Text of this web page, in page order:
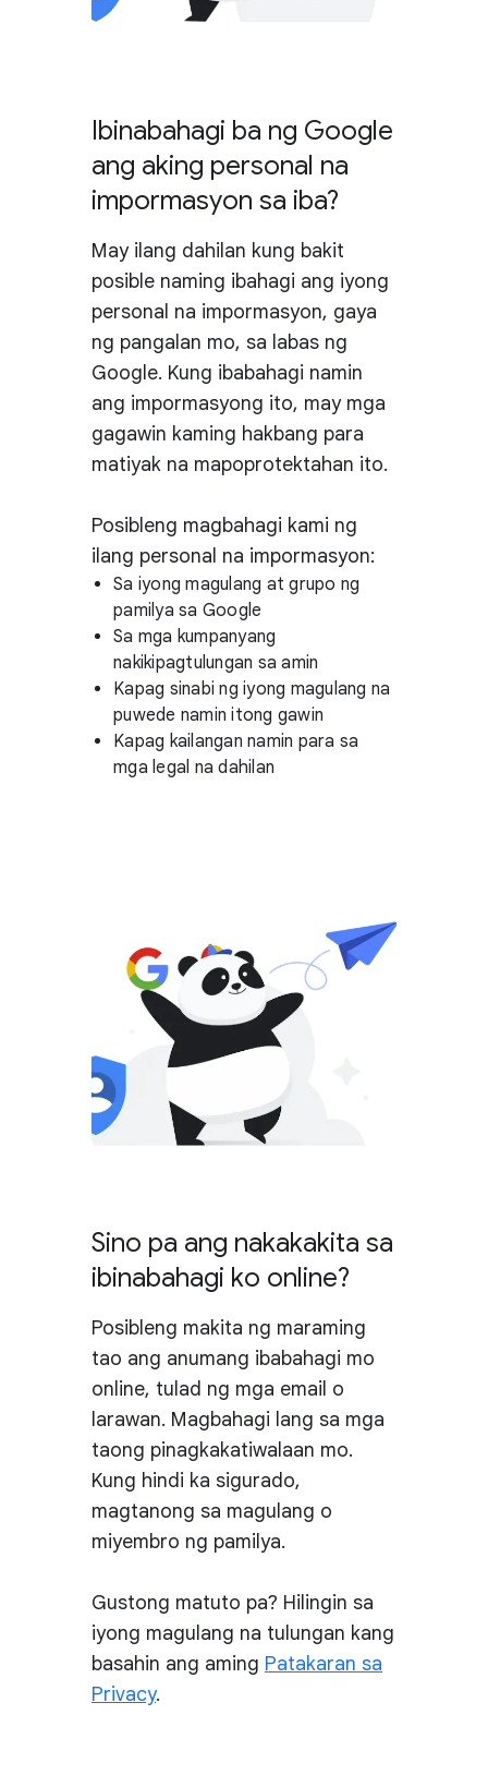
Ibinabahagi ba ng Google
ang aking personal na
impormasyon sa iba?
May ilang dahilan kung bakit
posible naming ibahagi ang iyong
personal na impormasyon, gaya
ng pangalan mo, sa labas ng
Google. Kung ibabahagi namin
ang impormasyong ito, may mga
gagawin kaming hakbang para
matiyak na mapoprotektahan ito.
Posibleng magbahagi kami ng
ilang personal na impormasyon:
Sa iyong magulang at grupo ng
pamilya sa Google
Sa mga kumpanyang
nakikipagtulungan sa amin
Kapag sinabi ng iyong magulang na
puwede namin itong gawin
Kapag kailangan namin para sa
mga legal na dahilan
Sino pa ang nakakakita sa
ibinabahagi ko online?
Posibleng makita ng maraming
tao ang anumang ibabahagi mo
online, tulad ng mga email o
larawan. Magbahagi lang sa mga
taong pinagkakatiwalaan mo.
Kung hindi ka sigurado,
magtanong sa magulang o
miyembro ng pamilya.
Gustong matuto pa? Hilingin sa
iyong magulang na tulungan kang
basahin ang aming Patakaran sa
Privacy.